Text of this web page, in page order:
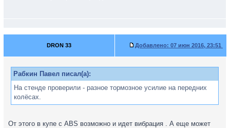
DRON 33 Добавлено: 07 июн 2016, 23:51
Рабкин Павел писал(а):
На стенде проверили - разное тормозное усилие на передних
колёсах.
От этого в купе с ABS возможно и идет вибрация . А еще может